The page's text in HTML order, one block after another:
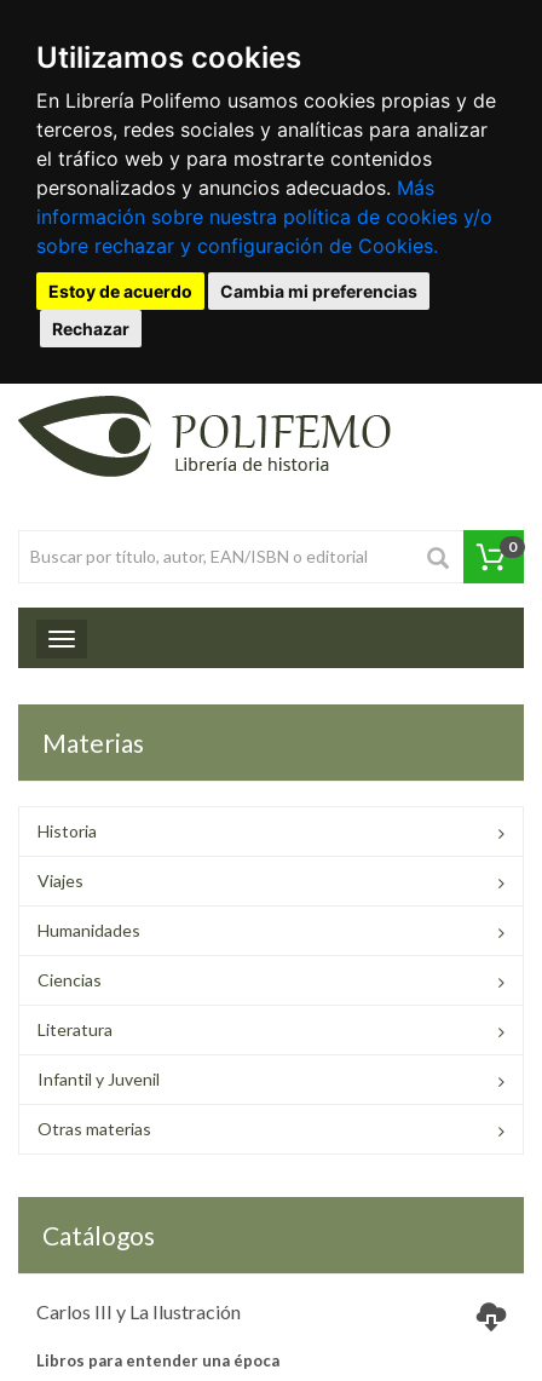
Utilizamos cookies
En Librería Polifemo usamos cookies propias y de
terceros, redes sociales y analíticas para analizar
el tráfico web y para mostrarte contenidos
personalizados y anuncios adecuados. Más
información sobre nuestra política de cookies y/o
sobre rechazar y configuración de Cookies.
Estoy de acuerdo
Cambia mi preferencias
Rechazar
0
Toggle navigation
Materias
Historia
Viajes
Humanidades
Ciencias
Literatura
Infantil y Juvenil
Otras materias
Catálogos
Carlos III y La Ilustración
Libros para entender una época